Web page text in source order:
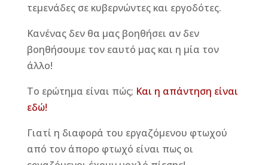
τεμενάδες σε κυβερνώντες και εργοδότες.
Κανένας δεν θα μας βοηθήσει αν δεν
βοηθήσουμε τον εαυτό μας και η μία τον
άλλο!
Το ερώτημα είναι πώς; Και η απάντηση είναι
εδώ!
Γιατί η διαφορά του εργαζόμενου φτωχού
από τον άπορο φτωχό είναι πως οι